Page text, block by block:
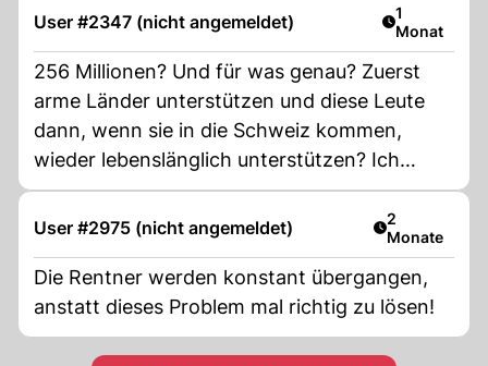
User #2347 (nicht angemeldet) Artikel
1
Monat
256 Millionen? Und für was genau? Zuerst
arme Länder unterstützen und diese Leute
dann, wenn sie in die Schweiz kommen,
wieder lebenslänglich unterstützen? Ich
glaube, ich spinne...Und für die 13. AHV hats
kein Geld?
User #2975 (nicht angemeldet) Artikel
2
Monate
Die Rentner werden konstant übergangen,
anstatt dieses Problem mal richtig zu lösen!